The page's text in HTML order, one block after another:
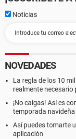
Noticias
NOVEDADES
La regla de los 10
realmente necesario
¡No caigas! Así es
temporada navideña
Así puedes tomarte
aplicación